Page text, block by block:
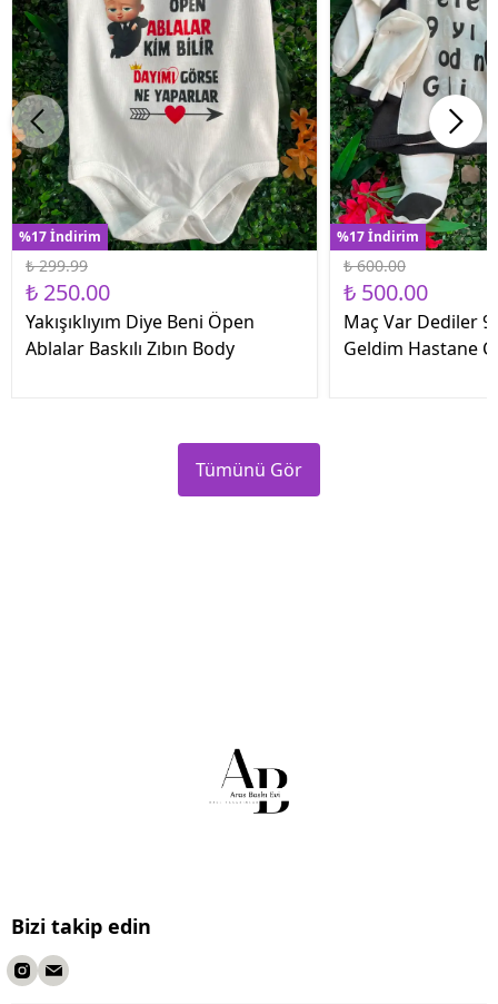
%17 İndirim
₺ 299.99
₺ 250.00
Yakışıklıyım Diye Beni Öpen
Ablalar Baskılı Zıbın Body
%17 İndirim
₺ 600.00
₺ 500.00
Maç Var Dediler 9
Geldim Hastane
Tümünü Gör
Bizi takip edin